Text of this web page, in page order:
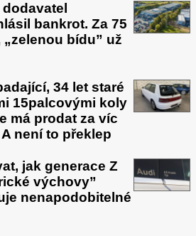
bankrot. Za 75
„zelenou bídu” už
34 let staré
15palcovými koly
má prodat za víc
není to překlep
jak generace Z
výchovy”
nenapodobitelné